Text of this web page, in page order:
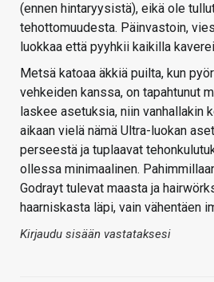
(ennen hintaryysistä), eikä ole
tehottomuudesta. Päinvastoin,
luokkaa että pyyhkii kaikilla
Metsä katoaa äkkiä puilta, kun
vehkeiden kanssa, on tapahtunut
laskee asetuksia, niin vanhallakin
aikaan vielä nämä Ultra-luokan
perseestä ja tuplaavat
ollessa minimaalinen.
Godrayt tulevat maasta ja
haarniskasta läpi, vain vähentäen
Kirjaudu sisään vastataksesi